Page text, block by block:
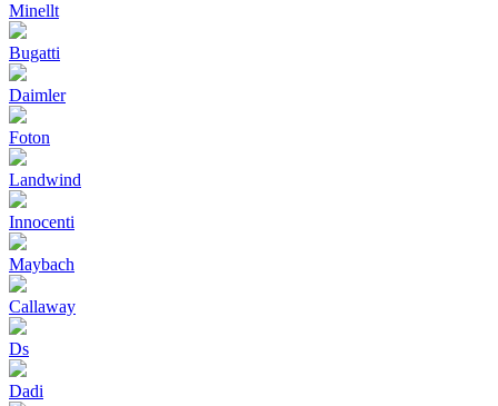
Minellt
Bugatti
Daimler
Foton
Landwind
Innocenti
Maybach
Callaway
Ds
Dadi